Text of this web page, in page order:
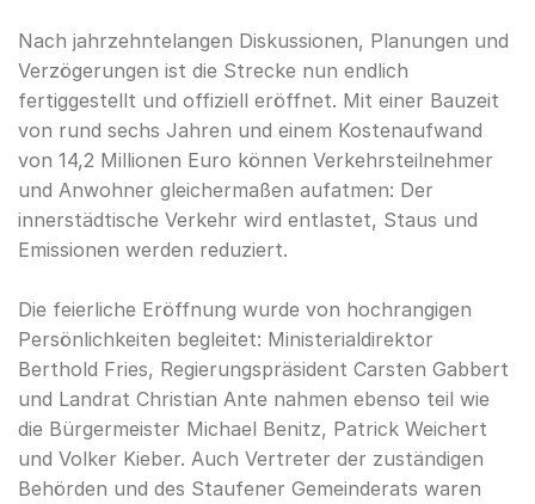
Nach jahrzehntelangen Diskussionen, Planungen und
Verzögerungen ist die Strecke nun endlich
fertiggestellt und offiziell eröffnet. Mit einer Bauzeit
von rund sechs Jahren und einem Kostenaufwand
von 14,2 Millionen Euro können Verkehrsteilnehmer
und Anwohner gleichermaßen aufatmen: Der
innerstädtische Verkehr wird entlastet, Staus und
Emissionen werden reduziert.
Die feierliche Eröffnung wurde von hochrangigen
Persönlichkeiten begleitet: Ministerialdirektor
Berthold Fries, Regierungspräsident Carsten Gabbert
und Landrat Christian Ante nahmen ebenso teil wie
die Bürgermeister Michael Benitz, Patrick Weichert
und Volker Kieber. Auch Vertreter der zuständigen
Behörden und des Staufener Gemeinderats waren